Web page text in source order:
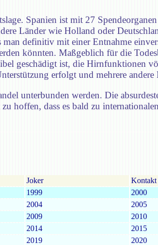
Spanien ist mit 27
Länder wie Holland oder
definitiv mit einer Entnahme
könnten. Maßgeblich für die
geschädigt ist, die Hirnfunktionen
erfolgt und mehrere andere
unterbunden werden. Die
hoffen, dass es bald zu
Joker
Kontakt
1999
2000
2004
2005
2009
2010
2014
2015
2019
2020